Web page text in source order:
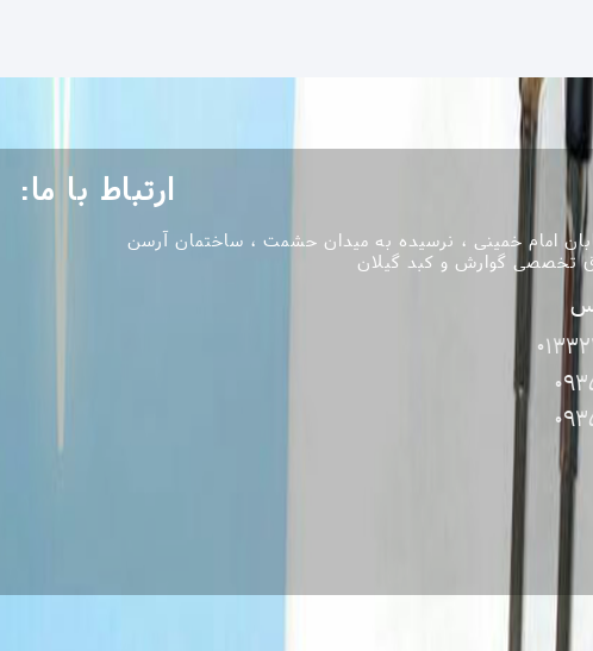
ارتباط با ما:
امام خمینی ، نرسیده به میدان حشمت ، ساختمان آرسن
تخصصی گوارش و کبد گیلان